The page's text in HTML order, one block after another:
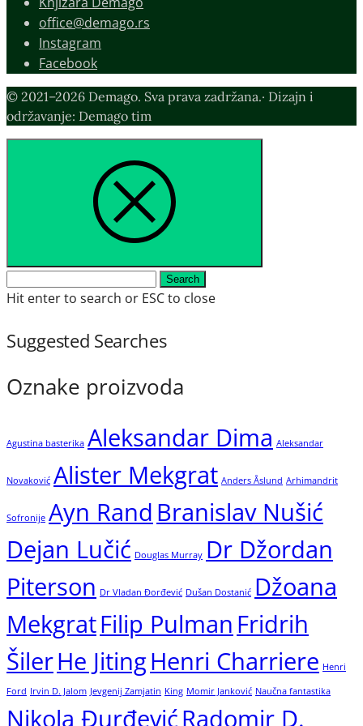
office@demago.rs
Instagram
Facebook
© 2021–2026 Demago. Sva prava zadržana.· Dizajn i
održavanje: Demago tim
Search
for:
Search
Hit enter to search or ESC to close
Suggested Searches
Oznake proizvoda
Agustina basterika Aleksandar Dima Aleksandar
Novaković Alister Mekgrat Anders Åslund Arhimandrit
Sofronije Ayn Rand Branislav Nušić
Dejan Lučić Douglas Murray Dr Džordan
Piterson Dr Vladan Đorđević Dušan Dostanić Džoana
MekgratFilip Pulman Fridrih
ŠilerHe JitingHenri Charriere Henri
Ford Irvin D. Jalom Jevgenij Zamjatin King Momir Janković Naučna fantastika
Nikola ĐurđevićRadomir D.